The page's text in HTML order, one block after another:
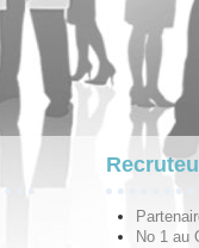
No 1 au